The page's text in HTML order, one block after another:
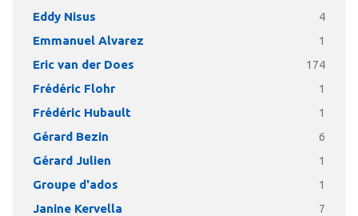
Eddy Nisus 4
Emmanuel Alvarez 1
Eric van der Does 174
Frédéric Flohr 1
Frédéric Hubault 1
Gérard Bezin 6
Gérard Julien 1
Groupe d'ados 1
Janine Kervella 7